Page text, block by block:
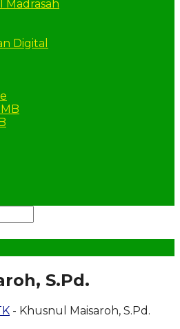
Madrasah
Digital
S.Pd.
- Khusnul Maisaroh, S.Pd.